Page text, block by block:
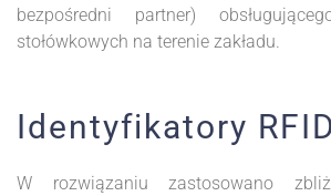
bezpośredni partner)
stołówkowych na terenie zakładu.
Identyfikatory RFID
W rozwiązaniu zastosowano